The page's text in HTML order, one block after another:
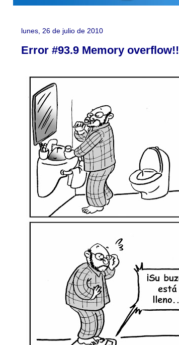
lunes, 26 de julio de 2010
Error #93.9 Memory overflow!!